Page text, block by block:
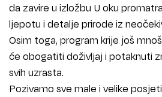
da zavire u izložbu U oku
ljepotu i detalje prirode iz
Osim toga, program krije još
će obogatiti doživljaj i potaknuti
svih uzrasta.
Pozivamo sve male i velike